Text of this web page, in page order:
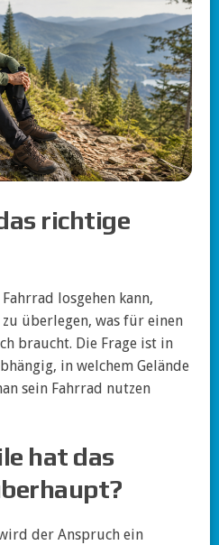
richtige
losgehen kann,
überlegen, was für einen
braucht. Die Frage ist in
in welchem Gelände
sein Fahrrad nutzen
hat das
der Anspruch ein